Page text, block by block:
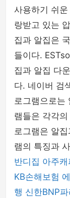
사용하기 쉬
랑받고 있는
집과 알집은
들이다.
집과 알집 다
다. 네이버 검
로그램으로는
램들은 각각
로그램은 알
램의 특징과
반디집 아주
KB손해보험
행 신한BNP